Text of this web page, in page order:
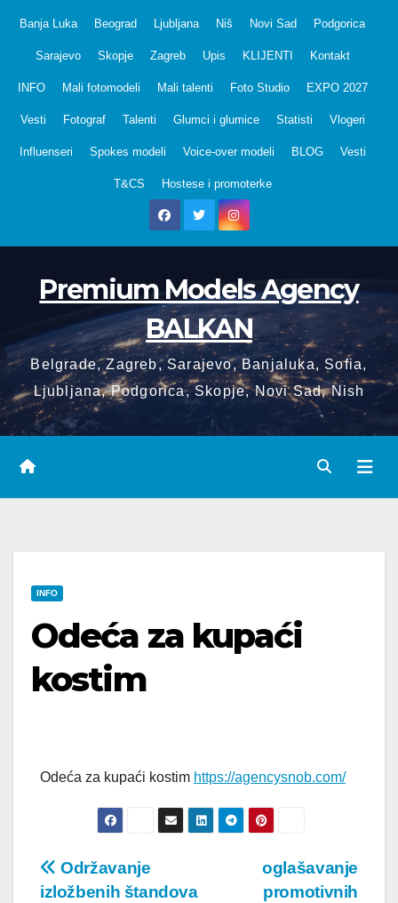
Banja Luka Beograd Ljubljana Niš Novi Sad Podgorica
Sarajevo Skopje Zagreb Upis KLIJENTI Kontakt
INFO Mali fotomodeli Mali talenti Foto Studio EXPO 2027
Vesti Fotograf Talenti Glumci i glumice Statisti Vlogeri
Influenseri Spokes modeli Voice-over modeli BLOG Vesti
T&CS Hostese i promoterke
Premium Models Agency
BALKAN
Belgrade, Zagreb, Sarajevo, Banjaluka, Sofia,
Ljubljana, Podgorica, Skopje, Novi Sad, Nish
INFO
Odeća za kupaći
kostim
Odeća za kupaći kostim https://agencysnob.com/
Post
oglašavanje
promotivnih
Održavanje
izložbenih štandova